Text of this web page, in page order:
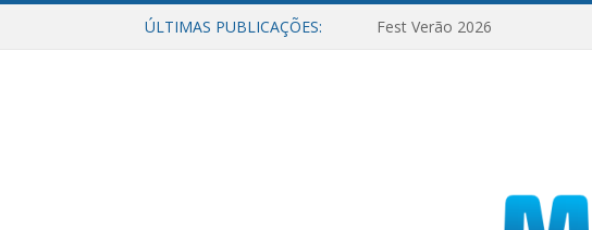
ÚLTIMAS PUBLICAÇÕES: Fest Verão 2026